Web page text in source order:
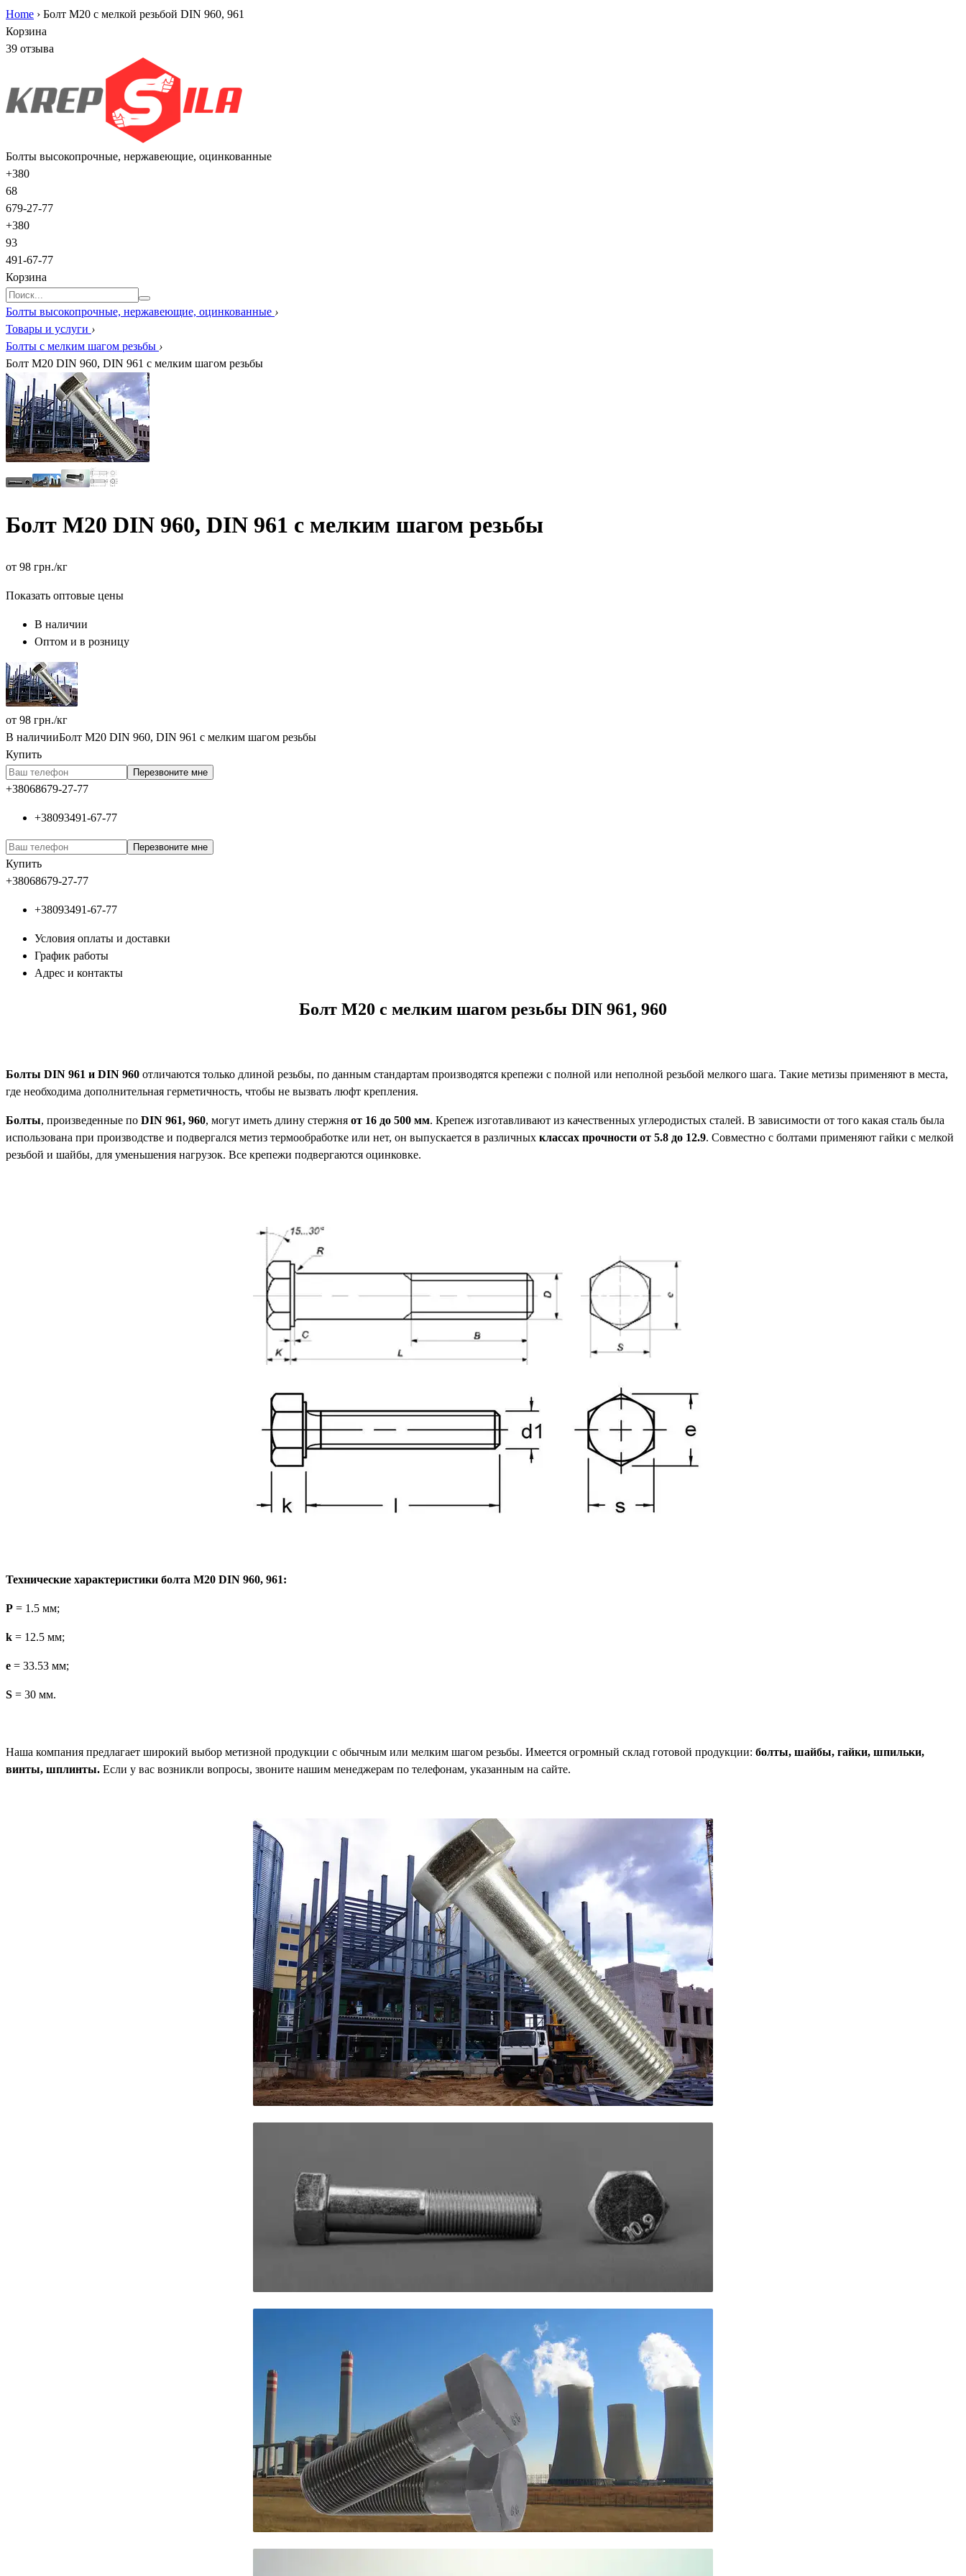
Home › Болт М20 с мелкой резьбой DIN 960, 961
Корзина
39 отзыва
Болты высокопрочные, нержавеющие, оцинкованные
+380
68
679-27-77
+380
93
491-67-77
Корзина
Болты высокопрочные, нержавеющие, оцинкованные ›
Товары и услуги ›
Болты с мелким шагом резьбы ›
Болт М20 DIN 960, DIN 961 с мелким шагом резьбы
Болт М20 DIN 960, DIN 961 с мелким шагом резьбы
от 98 грн./кг
Показать оптовые цены
В наличии
Оптом и в розницу
от 98 грн./кг
В наличииБолт М20 DIN 960, DIN 961 с мелким шагом резьбы
Купить
Перезвоните мне
+38068679-27-77
+38093491-67-77
Перезвоните мне
Купить
+38068679-27-77
+38093491-67-77
Условия оплаты и доставки
График работы
Адрес и контакты
Болт М20 с мелким шагом резьбы DIN 961, 960
Болты DIN 961 и DIN 960 отличаются только длиной резьбы, по данным стандартам производятся крепежи с полной или неполной резьбой мелкого шага. Такие метизы применяют в места,
где необходима дополнительная герметичность, чтобы не вызвать люфт крепления.
Болты, произведенные по DIN 961, 960, могут иметь длину стержня от 16 до 500 мм. Крепеж изготавливают из качественных углеродистых сталей. В зависимости от того какая сталь была
использована при производстве и подвергался метиз термообработке или нет, он выпускается в различных классах прочности от 5.8 до 12.9. Совместно с болтами применяют гайки с мелкой
резьбой и шайбы, для уменьшения нагрузок. Все крепежи подвергаются оцинковке.
Технические характеристики болта M20 DIN 960, 961:
P = 1.5 мм;
k = 12.5 мм;
e = 33.53 мм;
S = 30 мм.
Наша компания предлагает широкий выбор метизной продукции с обычным или мелким шагом резьбы. Имеется огромный склад готовой продукции: болты, шайбы, гайки, шпильки,
винты, шплинты. Если у вас возникли вопросы, звоните нашим менеджерам по телефонам, указанным на сайте.